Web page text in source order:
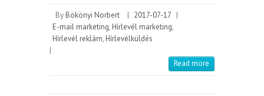
By Bökönyi Norbert | 2017-07-17 |
E-mail marketing, Hírlevél marketing,
Hírlevél reklám, Hírlevélküldés
|
Read more